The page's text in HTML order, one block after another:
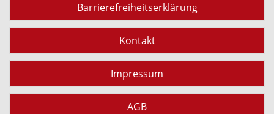
Barrierefreiheitserklärung
Kontakt
Impressum
AGB